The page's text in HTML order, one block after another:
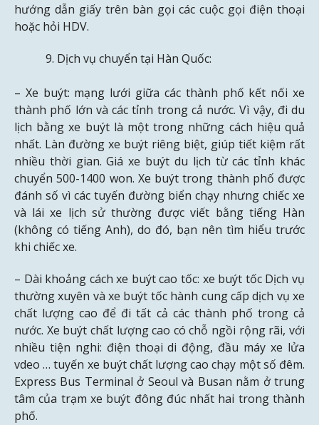
hướng dẫn giấy trên bàn gọi các cuộc gọi điện thoại
hoặc hỏi HDV.
Dịch vụ chuyển tại Hàn Quốc:
– Xe buýt: mạng lưới giữa các thành phố kết nối xe
thành phố lớn và các tỉnh trong cả nước. Vì vậy, đi du
lịch bằng xe buýt là một trong những cách hiệu quả
nhất. Làn đường xe buýt riêng biệt, giúp tiết kiệm rất
nhiều thời gian. Giá xe buýt du lịch từ các tỉnh khác
chuyển 500-1400 won. Xe buýt trong thành phố được
đánh số vì các tuyến đường biển chạy nhưng chiếc xe
và lái xe lịch sử thường được viết bằng tiếng Hàn
(không có tiếng Anh), do đó, bạn nên tìm hiểu trước
khi chiếc xe.
– Dài khoảng cách xe buýt cao tốc: xe buýt tốc Dịch vụ
thường xuyên và xe buýt tốc hành cung cấp dịch vụ xe
chất lượng cao để đi tất cả các thành phố trong cả
nước. Xe buýt chất lượng cao có chỗ ngồi rộng rãi, với
nhiều tiện nghi: điện thoại di động, đầu máy xe lửa
vdeo … tuyến xe buýt chất lượng cao chạy một số đêm.
Express Bus Terminal ở Seoul và Busan nằm ở trung
tâm của trạm xe buýt đông đúc nhất hai trong thành
phố.